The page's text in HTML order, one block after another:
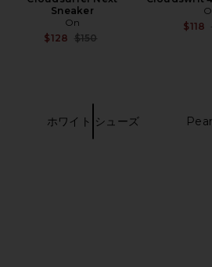
Sneaker
On
$128 Previous price:
$150
$118
ホワイト シューズ